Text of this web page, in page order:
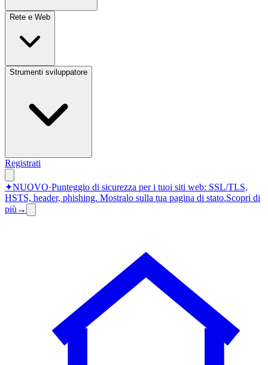
Rete e Web
Strumenti sviluppatore
Registrati
✦NUOVO·Punteggio di sicurezza per i tuoi siti web: SSL/TLS,
HSTS, header, phishing. Mostralo sulla tua pagina di stato.Scopri di
più →